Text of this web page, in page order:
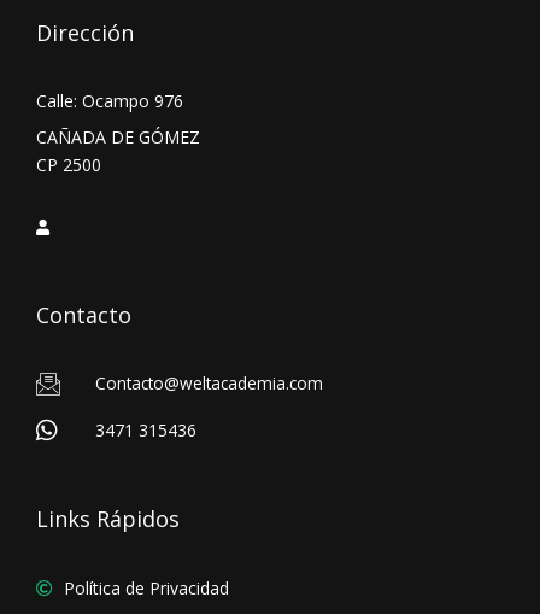
Dirección
Calle: Ocampo 976
CAÑADA DE GÓMEZ
CP 2500
Contacto
Contacto@weltacademia.com
3471 315436
Links Rápidos
Política de Privacidad